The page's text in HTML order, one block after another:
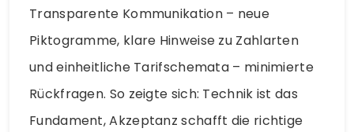
Transparente Kommunikation – neue
Piktogramme, klare Hinweise zu Zahlarten
und einheitliche Tarifschemata – minimierte
Rückfragen. So zeigte sich: Technik ist das
Fundament, Akzeptanz schafft die richtige